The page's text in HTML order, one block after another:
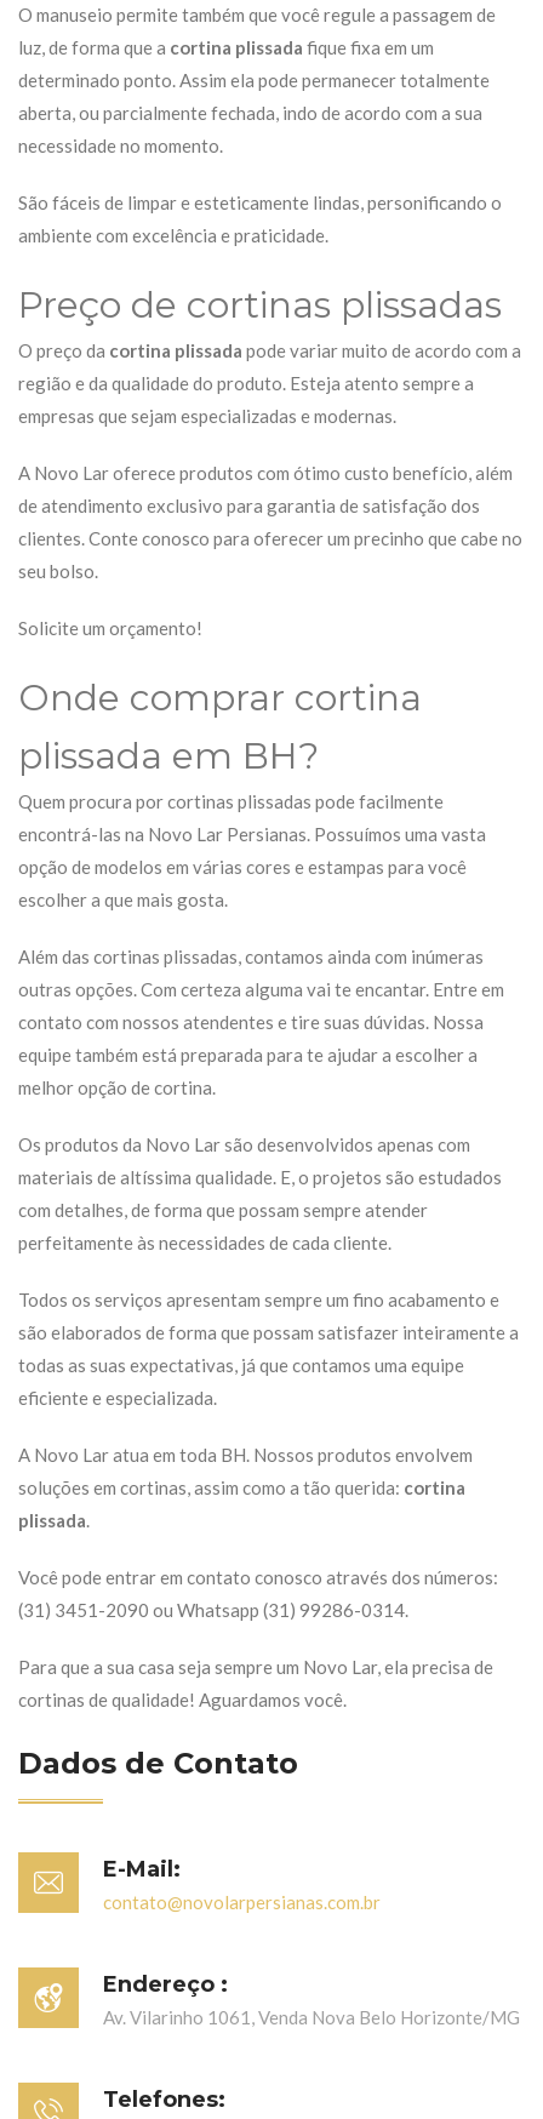
O manuseio permite também que você regule a passagem de
luz, de forma que a cortina plissada fique fixa em um
determinado ponto. Assim ela pode permanecer totalmente
aberta, ou parcialmente fechada, indo de acordo com a sua
necessidade no momento.
São fáceis de limpar e esteticamente lindas, personificando o
ambiente com excelência e praticidade.
Preço de cortinas plissadas
O preço da cortina plissada pode variar muito de acordo com a
região e da qualidade do produto. Esteja atento sempre a
empresas que sejam especializadas e modernas.
A Novo Lar oferece produtos com ótimo custo benefício, além
de atendimento exclusivo para garantia de satisfação dos
clientes. Conte conosco para oferecer um precinho que cabe no
seu bolso.
Solicite um orçamento!
Onde comprar cortina
plissada em BH?
Quem procura por cortinas plissadas pode facilmente
encontrá-las na Novo Lar Persianas. Possuímos uma vasta
opção de modelos em várias cores e estampas para você
escolher a que mais gosta.
Além das cortinas plissadas, contamos ainda com inúmeras
outras opções. Com certeza alguma vai te encantar. Entre em
contato com nossos atendentes e tire suas dúvidas. Nossa
equipe também está preparada para te ajudar a escolher a
melhor opção de cortina.
Os produtos da Novo Lar são desenvolvidos apenas com
materiais de altíssima qualidade. E, o projetos são estudados
com detalhes, de forma que possam sempre atender
perfeitamente às necessidades de cada cliente.
Todos os serviços apresentam sempre um fino acabamento e
são elaborados de forma que possam satisfazer inteiramente a
todas as suas expectativas, já que contamos uma equipe
eficiente e especializada.
A Novo Lar atua em toda BH. Nossos produtos envolvem
soluções em cortinas, assim como a tão querida: cortina
plissada.
Você pode entrar em contato conosco através dos números:
(31) 3451-2090 ou Whatsapp (31) 99286-0314.
Para que a sua casa seja sempre um Novo Lar, ela precisa de
cortinas de qualidade! Aguardamos você.
Dados de Contato
E-Mail:
contato@novolarpersianas.com.br
Endereço :
Av. Vilarinho 1061, Venda Nova Belo Horizonte/MG
Telefones: